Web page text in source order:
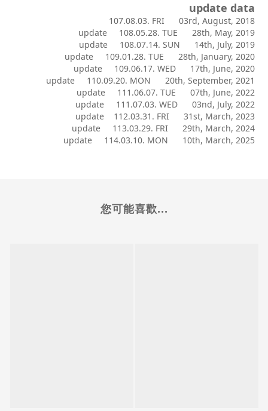
update data
107.08.03. FRI 03rd, August, 2018
update 108.05.28. TUE 28th, May, 2019
update 108.07.14. SUN 14th, July, 2019
update 109.01.28. TUE 28th, January, 2020
update 109.06.17. WED 17th, June, 2020
update 110.09.20. MON 20th, September, 2021
update 111.06.07. TUE 07th, June, 2022
update 111.07.03. WED 03nd, July, 2022
update 112.03.31. FRI 31st, March, 2023
update 113.03.29. FRI 29th, March, 2024
update 114.03.10. MON 10th, March, 2025
您可能喜歡...